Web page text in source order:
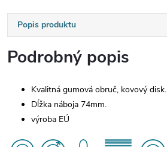
Popis produktu
Podrobný popis
Kvalitná gumová obruč, kovový disk.
Dĺžka náboja 74mm.
výroba EÚ